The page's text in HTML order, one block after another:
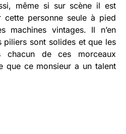
même si sur scène il est
cette personne seule à pied
machines vintages. Il n’en
piliers sont solides et que les
chacun de ces morceaux
que ce monsieur a un talent